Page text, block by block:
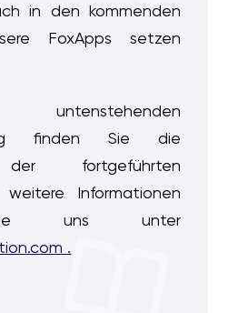
in den kommenden
FoxApps setzen
finden Sie die
der fortgeführten
Informationen
uns unter
.